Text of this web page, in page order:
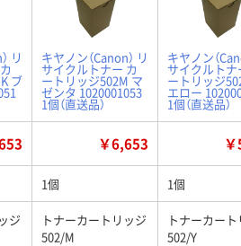
リ
ブ
キヤノン（Canon） リ
サイクルトナー カ
ートリッジ502M マ
ゼンタ 1020001053
1個（直送品）
キヤノン（
サイクルトナ
ートリッジ
エロー
1個（直送品）
￥6,653
1個 1個
ジ
トナーカートリッジ
502/M
トナーカー
502/Y